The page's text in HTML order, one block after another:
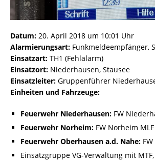
Datum: 20. April 2018 um 10:01 Uhr
Alarmierungsart: Funkmeldeempfänger,
Einsatzart: TH1 (Fehlalarm)
Einsatzort: Niederhausen, Stausee
Einsatzleiter: Gruppenführer
Einheiten und Fahrzeuge:
Feuerwehr Niederhausen: FW
Feuerwehr Norheim: FW Norheim MLF
Feuerwehr Oberhausen a.d. Nahe:
Einsatzgruppe VG-Verwaltung mit